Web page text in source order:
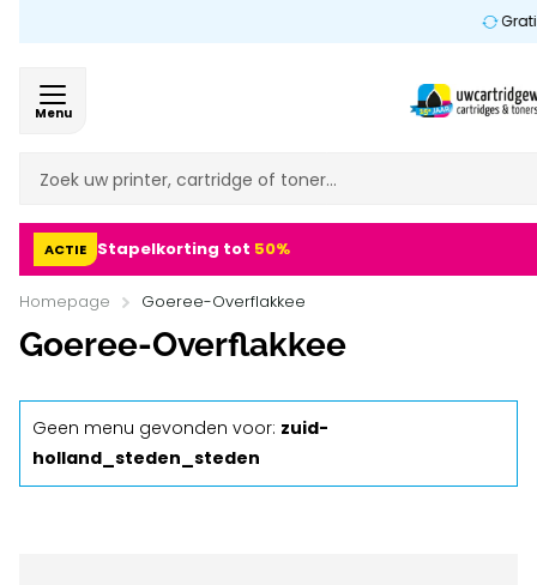
Gratis
Menu
ACTIE Stapelkorting tot 50%
Homepage Goeree-Overflakkee
Goeree-Overflakkee
Geen menu gevonden voor: zuid-
holland_steden_steden